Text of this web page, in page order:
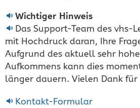
Wichtiger Hinweis
Das Support-Team des
mit Hochdruck daran, Ihre
Aufgrund des aktuell sehr
Aufkommens kann dies
länger dauern. Vielen Dank für
Kontakt-Formular